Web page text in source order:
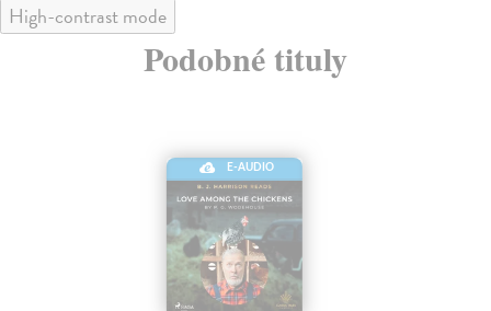
High-contrast mode
Podobné tituly
E-AUDIO